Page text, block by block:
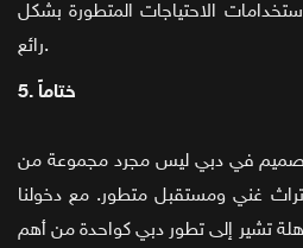
الاحتياجات المتطورة بشكل
رائع.
5. ختاماً
في دبي ليس مجرد مجموعة من
غني ومستقبل متطور. مع دخولنا
مذهلة تشير إلى تطور دبي كواحدة من أهم